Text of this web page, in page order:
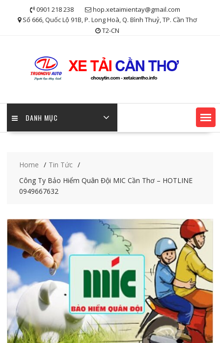
0901 218 238
hop.xetaimientay@gmail.com
Số 666, Quốc Lộ 91B, P. Long Hoà, Q. Bình Thuỷ, TP. Cần Thơ
T2-CN
DANH MỤC
Home
Tin Tức
Công Ty Bảo Hiểm Quân Đội MIC Cần Thơ – HOTLINE
0949667632